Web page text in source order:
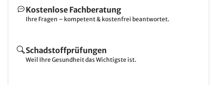
Kostenlose Fachberatung
Ihre Fragen – kompetent & kostenfrei beantwortet.
Schadstoffprüfungen
Weil Ihre Gesundheit das Wichtigste ist.